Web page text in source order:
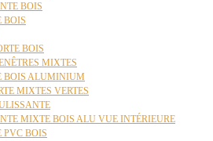
BOIS
BOIS
BOIS
MIXTES
BOIS ALUMINIUM
MIXTES VERTES
MIXTE BOIS ALU VUE INTÉRIEURE
PVC BOIS